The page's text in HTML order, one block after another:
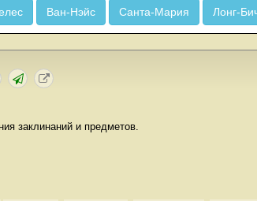
Ван-Нэйс Санта-Мария Лонг-
заклинаний и предметов.